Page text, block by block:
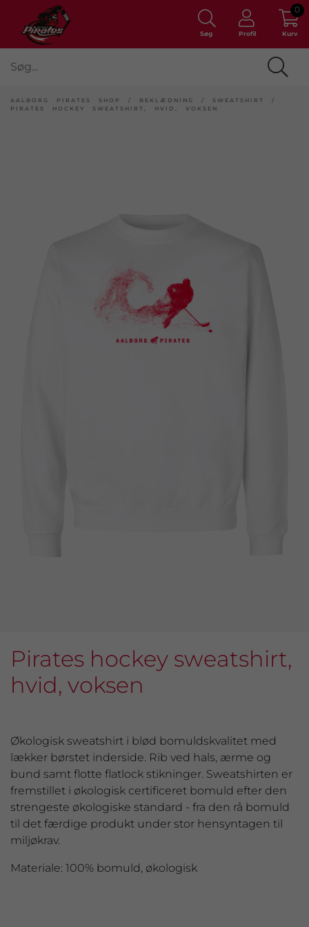
Søg Profil Kurv
0
AALBORG PIRATES SHOP / BEKLÆDNING / SWEATSHIRT
/
PIRATES HOCKEY SWEATSHIRT, HVID, VOKSEN
Pirates hockey sweatshirt,
hvid, voksen
Økologisk sweatshirt i blød bomuldskvalitet med
lækker børstet inderside. Rib ved hals, ærme og
bund samt flotte flatlock stikninger. Sweatshirten er
fremstillet i økologisk certificeret bomuld efter den
strengeste økologiske standard - fra den rå bomuld
til det færdige produkt under stor hensyntagen til
miljøkrav.
Materiale: 100% bomuld, økologisk